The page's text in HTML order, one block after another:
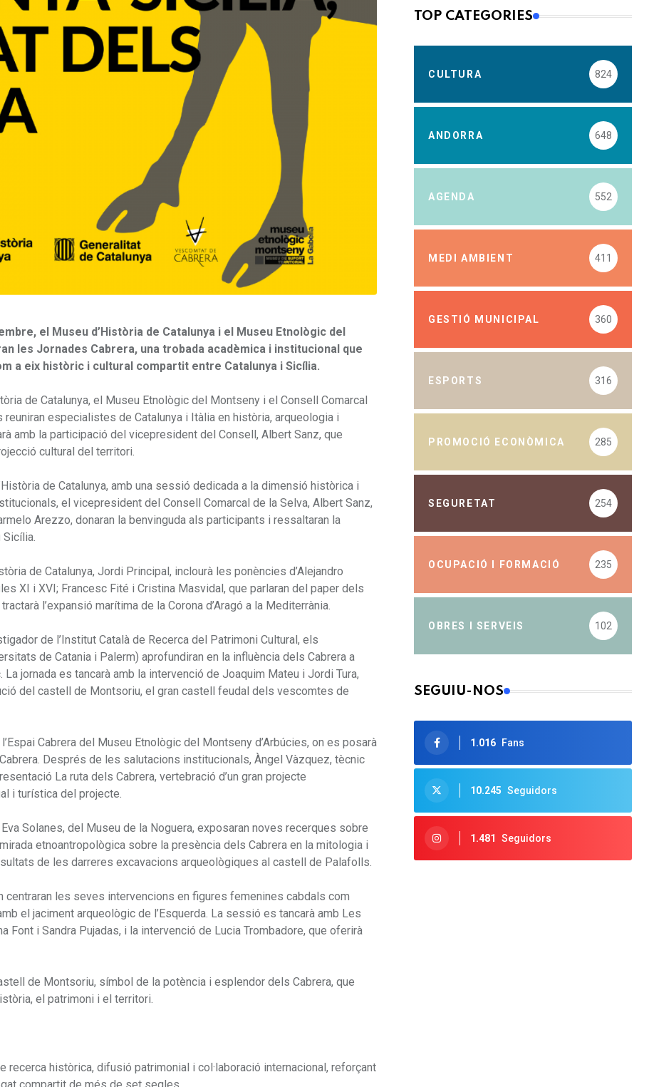
el Museu d’Història de Catalunya i el Museu Etnològic del
les Jornades Cabrera, una trobada acadèmica i institucional que
a eix històric i cultural compartit entre Catalunya i Sicília.
de Catalunya, el Museu Etnològic del Montseny i el Consell Comarcal
especialistes de Catalunya i Itàlia en història, arqueologia i
amb la participació del vicepresident del Consell, Albert Sanz, que
cultural del territori.
de Catalunya, amb una sessió dedicada a la dimensió històrica i
el vicepresident del Consell Comarcal de la Selva, Albert Sanz,
Arezzo, donaran la benvinguda als participants i ressaltaran la
Sicília.
de Catalunya, Jordi Principal, inclourà les ponències d’Alejandro
XI i XVI; Francesc Fité i Cristina Masvidal, que parlaran del paper dels
l’expansió marítima de la Corona d’Aragó a la Mediterrània.
de l’Institut Català de Recerca del Patrimoni Cultural, els
de Catania i Palerm) aprofundiran en la influència dels Cabrera a
jornada es tancarà amb la intervenció de Joaquim Mateu i Jordi Tura,
del castell de Montsoriu, el gran castell feudal dels vescomtes de
Cabrera del Museu Etnològic del Montseny d’Arbúcies, on es posarà
Després de les salutacions institucionals, Àngel Vàzquez, tècnic
La ruta dels Cabrera, vertebració d’un gran projecte
i turística del projecte.
Solanes, del Museu de la Noguera, exposaran noves recerques sobre
etnoantropològica sobre la presència dels Cabrera en la mitologia i
de les darreres excavacions arqueològiques al castell de Palafolls.
centraran les seves intervencions en figures femenines cabdals com
el jaciment arqueològic de l’Esquerda. La sessió es tancarà amb Les
Font i Sandra Pujadas, i la intervenció de Lucia Trombadore, que oferirà
de Montsoriu, símbol de la potència i esplendor dels Cabrera, que
el patrimoni i el territori.
recerca històrica, difusió patrimonial i col·laboració internacional, reforçant
TOP CATEGORIES
CULTURA 824
ANDORRA 648
AGENDA 552
MEDI AMBIENT 411
GESTIÓ MUNICIPAL 360
ESPORTS 316
PROMOCIÓ ECONÒMICA 285
SEGURETAT 254
OCUPACIÓ I FORMACIÓ 235
OBRES I SERVEIS 102
SEGUIU-NOS
1.016 Fans
10.245 Seguidors
1.481 Seguidors